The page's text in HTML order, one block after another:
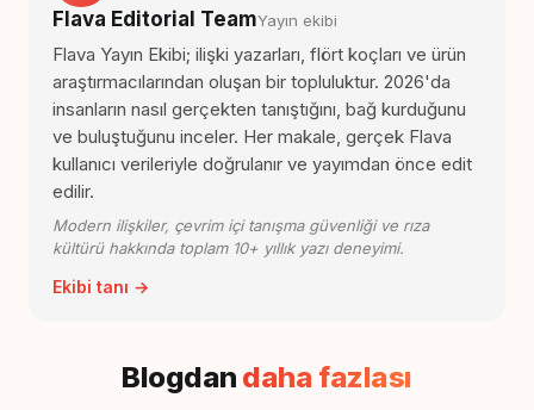
Flava Editorial TeamYayın ekibi
Flava Yayın Ekibi; ilişki yazarları, flört koçları ve ürün
araştırmacılarından oluşan bir topluluktur. 2026'da
insanların nasıl gerçekten tanıştığını, bağ kurduğunu
ve buluştuğunu inceler. Her makale, gerçek Flava
kullanıcı verileriyle doğrulanır ve yayımdan önce edit
edilir.
Modern ilişkiler, çevrim içi tanışma güvenliği ve rıza
kültürü hakkında toplam 10+ yıllık yazı deneyimi.
Ekibi tanı →
Blogdan daha fazlası